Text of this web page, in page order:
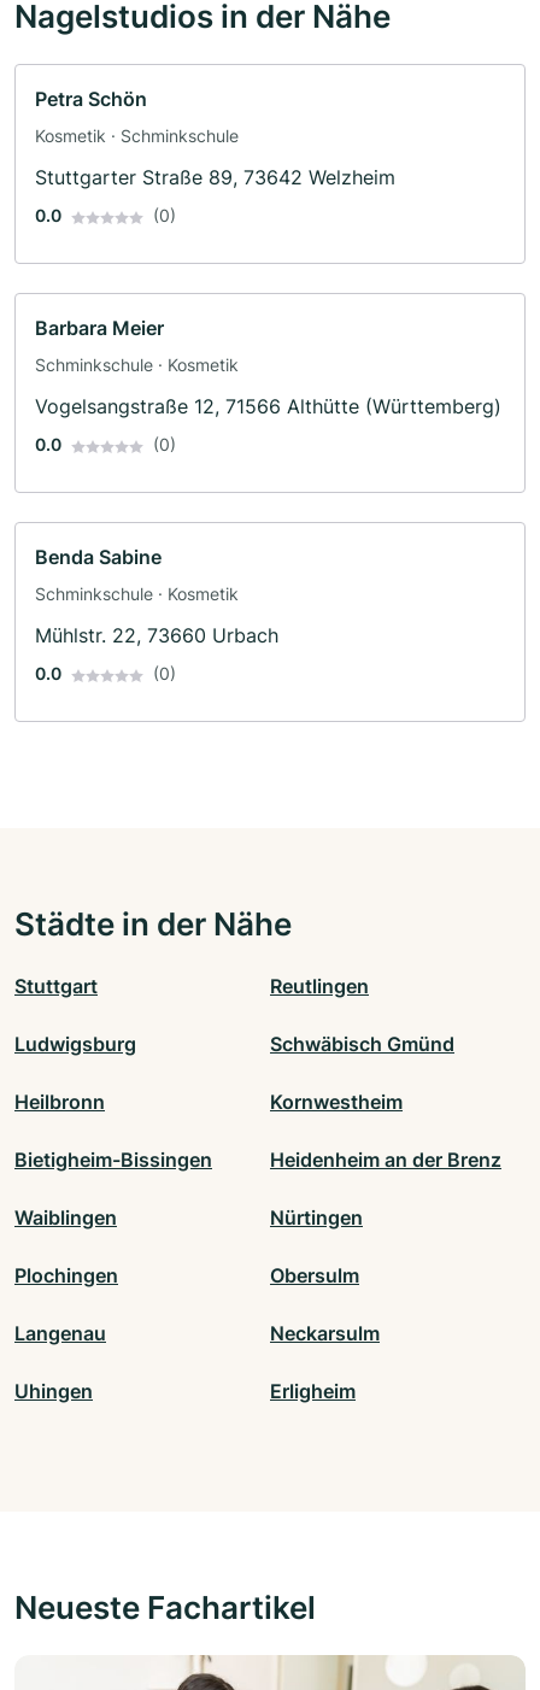
Nagelstudios in der Nähe
Petra Schön
Kosmetik · Schminkschule
Stuttgarter Straße 89, 73642 Welzheim
0.0 (0)
Barbara Meier
Schminkschule · Kosmetik
Vogelsangstraße 12, 71566 Althütte (Württemberg)
0.0 (0)
Benda Sabine
Schminkschule · Kosmetik
Mühlstr. 22, 73660 Urbach
0.0 (0)
Städte in der Nähe
Stuttgart Reutlingen
Ludwigsburg Schwäbisch Gmünd
Heilbronn Kornwestheim
Bietigheim-Bissingen Heidenheim an der Brenz
Waiblingen Nürtingen
Plochingen Obersulm
Langenau Neckarsulm
Uhingen Erligheim
Neueste Fachartikel